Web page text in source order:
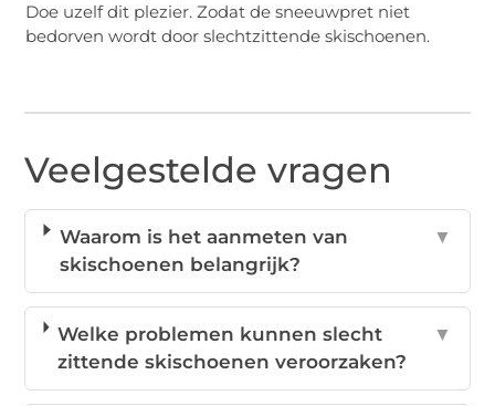
Doe uzelf dit plezier. Zodat de sneeuwpret niet
bedorven wordt door slechtzittende skischoenen.
Veelgestelde vragen
Waarom is het aanmeten van
skischoenen belangrijk?
▼
Welke problemen kunnen slecht
zittende skischoenen veroorzaken?
▼